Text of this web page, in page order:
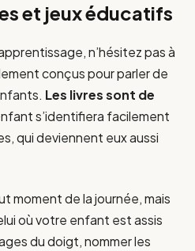
et jeux éducatifs
n’hésitez pas à
conçus pour parler de
Les livres sont de
s’identifiera facilement
qui deviennent eux aussi
moment de la journée, mais
où votre enfant est assis
du doigt, nommer les